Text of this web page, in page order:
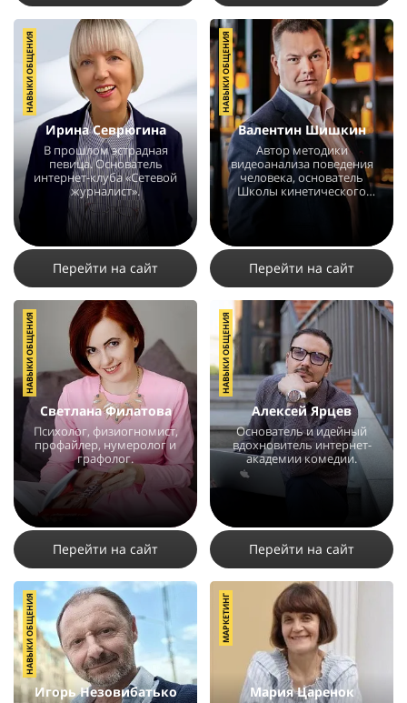
Ирина Севрюгина
В прошлом эстрадная
певица. Основатель
интернет-клуба «Сетевой
журналист».
8
НАВЫКИ ОБЩЕНИЯ
Перейти на сайт
Валентин Шишкин
Автор методики
видеоанализа поведения
человека, основатель
Школы кинетического
НАВЫКИ ОБЩЕНИЯ
Перейти на сайт
Светлана Филатова
Психолог, физиогномист,
профайлер, нумеролог и
графолог.
21702
НАВЫКИ ОБЩЕНИЯ
Перейти на сайт
Алексей Ярцев
Основатель и идейный
вдохновитель интернет-
академии комедии.
НАВЫКИ ОБЩЕНИЯ
Перейти на сайт
Игорь Незовибатько
НАВЫКИ ОБЩЕНИЯ
Мария Царенок
МАРКЕТИНГ